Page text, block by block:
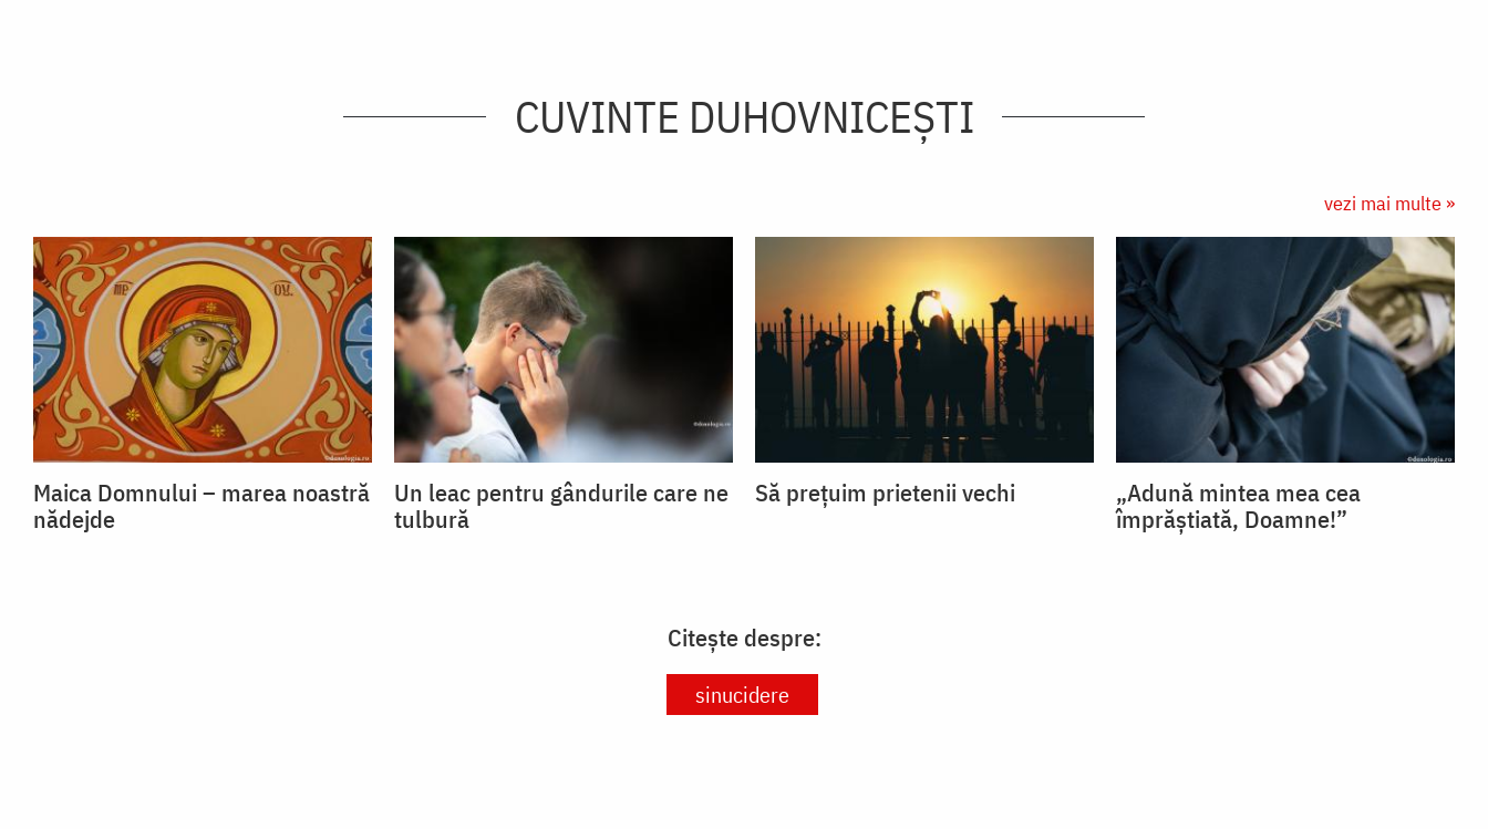
CUVINTE DUHOVNICEȘTI
vezi mai multe »
Maica Domnului – marea noastră
nădejde
Un leac pentru gândurile care ne
tulbură
Să prețuim prietenii vechi
„Adună mintea mea cea
împrăștiată, Doamne!”
Citește despre:
sinucidere